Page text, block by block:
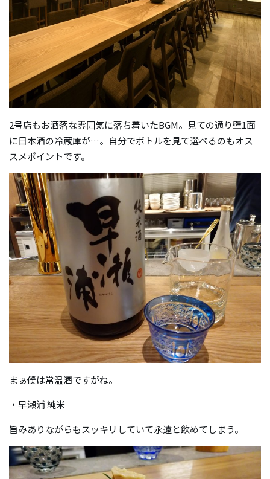
2号店もお洒落な雰囲気に落ち着いたBGM。見ての通り壁1面
に日本酒の冷蔵庫が…。自分でボトルを見て選べるのもオス
スメポイントです。
まぁ僕は常温酒ですがね。
・早瀬浦 純米
旨みありながらもスッキリしていて永遠と飲めてしまう。